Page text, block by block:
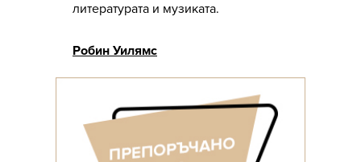
литературата и музиката.
Робин Уилямс